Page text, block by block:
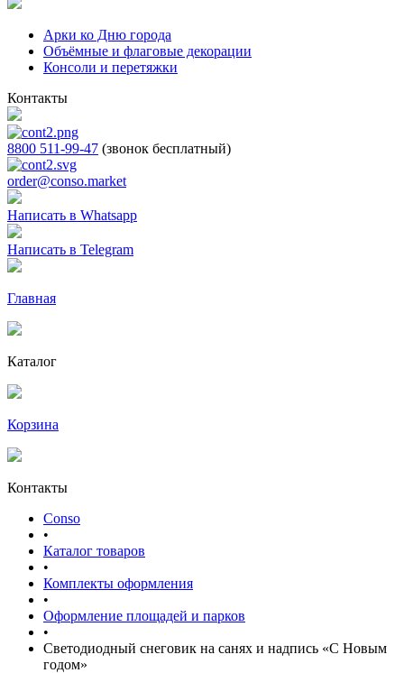
Арки ко Дню города
Объёмные и флаговые декорации
Консоли и перетяжки
Контакты
8800 511-99-47 (звонок бесплатный)
order@conso.market
Написать в Whatsapp
Написать в Telegram
Главная
Каталог
Корзина
Контакты
Conso
•
Каталог товаров
•
Комплекты оформления
•
Оформление площадей и парков
•
Светодиодный снеговик на санях и надпись «С Новым
годом»